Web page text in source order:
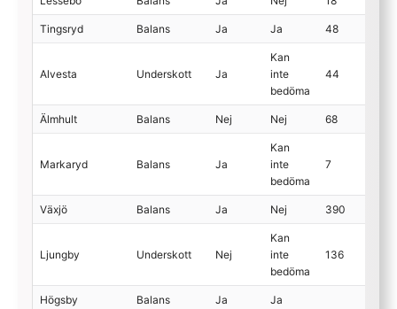
Tingsryd Balans Ja Ja 48
Alvesta Underskott Ja
Kan
inte
bedöma
44
Älmhult Balans Nej Nej 68
Markaryd Balans Ja
Kan
inte
bedöma
7
Växjö Balans Ja Nej 390
Ljungby Underskott Nej
Kan
inte
bedöma
136
Högsby Balans Ja Ja